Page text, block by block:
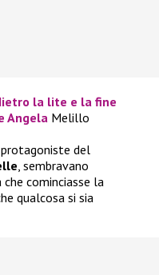
la lite e la fine
Angela Melillo
del
, sembravano
cominciasse la
qualcosa si sia